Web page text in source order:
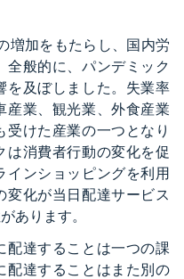
増加をもたらし、国内労
全般的に、パンデミック
を及ぼしました。失業率
産業、観光業、外食産業
けた産業の一つとなり
は消費者行動の変化を促
インショッピングを利用
変化が当日配達サービス
あります。
配達することは一つの課
配達することはまた別の